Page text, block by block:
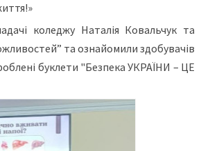
коледжу Наталія Ковальчук та
та ознайомили здобувачів
буклети "Безпека УКРАЇНИ – ЦЕ